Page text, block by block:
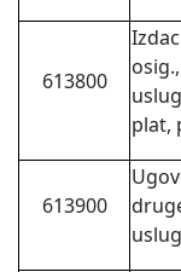
613800
plat,
613900